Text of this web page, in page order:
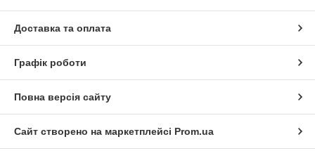
Доставка та оплата
Графік роботи
Повна версія сайту
Сайт створено на маркетплейсі Prom.ua